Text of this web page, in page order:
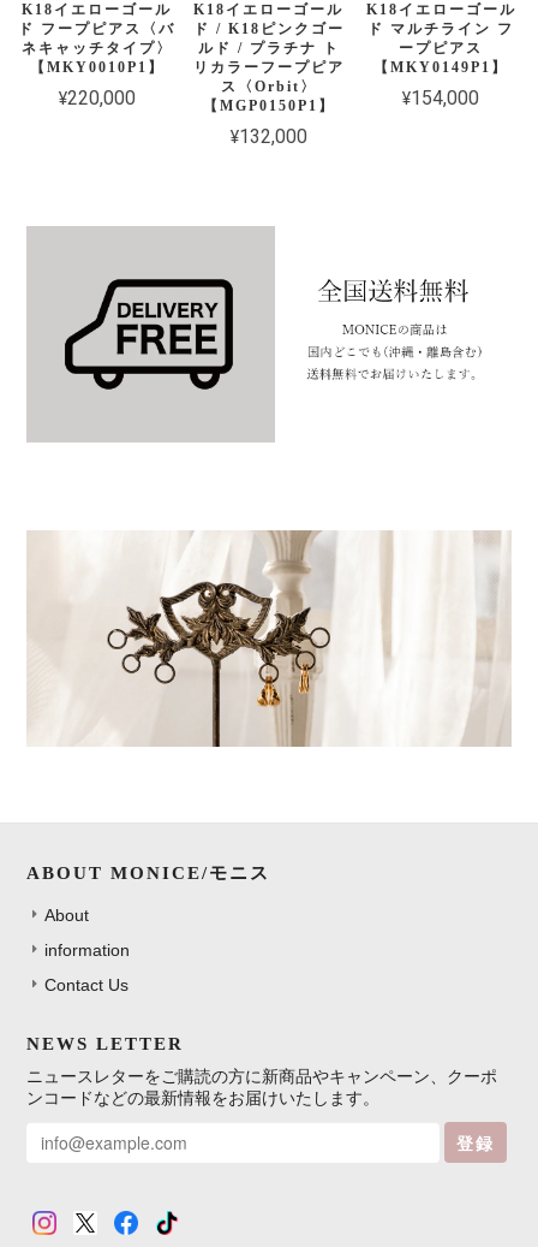
K18イエローゴール
ド フープピアス〈バ
ネキャッチタイプ〉
【MKY0010P1】
¥220,000
K18イエローゴール
ド / K18ピンクゴー
ルド / プラチナ ト
リカラーフープピア
ス〈Orbit〉
【MGP0150P1】
¥132,000
K18イエローゴール
ド マルチライン フ
ープピアス
【MKY0149P1】
¥154,000
ABOUT MONICE/モニス
About
information
Contact Us
NEWS LETTER
ニュースレターをご購読の方に新商品やキャンペーン、クーポ
ンコードなどの最新情報をお届けいたします。
登録